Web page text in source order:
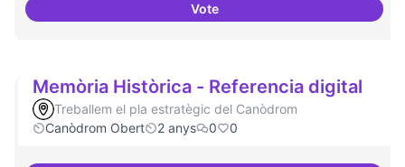
VoteProjecte Pilot - Refugi
Memòria Històrica - Referencia digital
Treballem el pla estratègic del Canòdrom
Canòdrom Obert
2 anys 0 0